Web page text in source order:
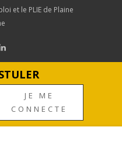
et le PLIE de Plaine
JE ME
CONNECTE